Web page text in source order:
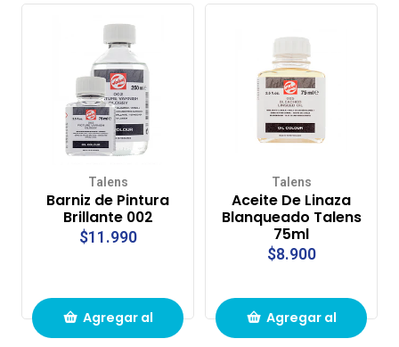
Talens
Barniz de Pintura
Brillante 002
$11.990
Agregar al
Talens
Aceite De Linaza
Blanqueado Talens
75ml
$8.900
Agregar al